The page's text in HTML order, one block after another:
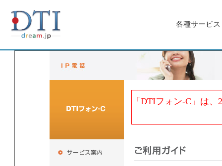
各種サービス
「DTIフォン-C」は